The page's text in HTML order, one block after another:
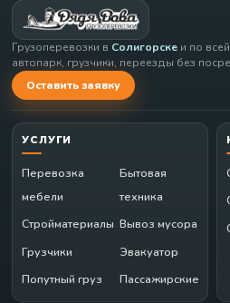
Грузоперевозки в Солигорске и по
автопарк, грузчики, переезды без
Оставить заявку
УСЛУГИ
Перевозка
мебели
Бытовая
техника
Стройматериалы Вывоз мусора
Грузчики
Эвакуатор
Попутный груз
Пассажирские